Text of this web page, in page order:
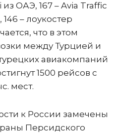
ОАЭ, 167 – Avia Traffic
– лоукостер
что в этом
между Турцией и
авиакомпаний
1500 рейсов с
мест.
к России замечены
Персидского